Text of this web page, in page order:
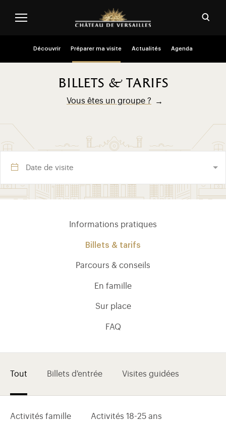
Découvrir Préparer ma visite Actualités Agenda
billets & tarifs
Vous êtes un groupe ?
Visite section (FR)
Informations pratiques
Billets & tarifs
Parcours & conseils
En famille
Sur place
FAQ
Tout Billets d'entrée Visites guidées
Activités famille Activités 18-25 ans